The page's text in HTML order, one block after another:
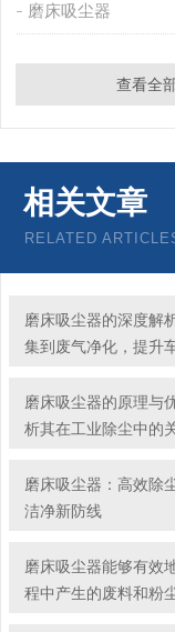
磨床吸尘器
查看全
相关文章
RELATED
磨床吸尘器的深度解
集到废气净化，提升
磨床吸尘器的原理与
析其在工业除尘中的
磨床吸尘器：高效除
洁净新防线
磨床吸尘器能够有效
程中产生的废料和粉